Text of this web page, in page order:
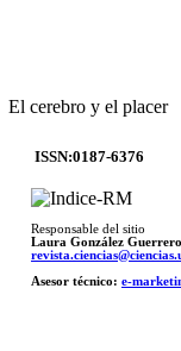
El cerebro y el placer
ISSN:0187-6376
Responsable del sitio
Laura González Guerrero
Asesor técnico: e-